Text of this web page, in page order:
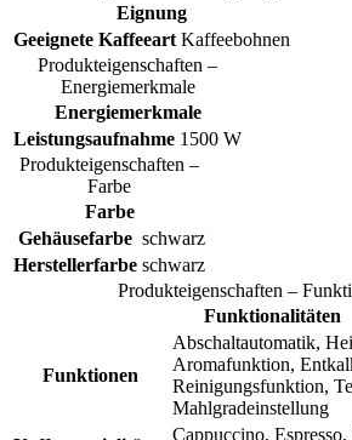
Eignung
Geeignete Kaffeeart Kaffeebohnen
Produkteigenschaften –
Energiemerkmale
Energiemerkmale
Leistungsaufnahme 1500 W
Produkteigenschaften –
Farbe
Farbe
Gehäusefarbe schwarz
Herstellerfarbe schwarz
Produkteigenschaften –
Funktionalitäten
Funktionen
Abschaltautomatik,
Aromafunktion,
Reinigungsfunktion,
Mahlgradeinstellung
Cappuccino,